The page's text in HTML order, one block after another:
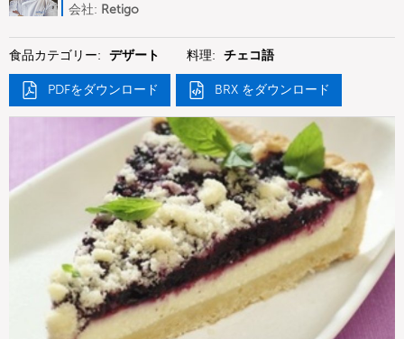
会社: Retigo
食品カテゴリー: デザート 料理: チェコ語
PDFをダウンロード BRX をダウンロード